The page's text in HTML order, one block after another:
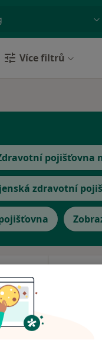
Více filtrů
pojišťovna
zdravotní